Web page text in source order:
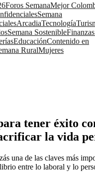
Foros SemanaMejor
Semana
ArcadiaTecnología
Semana Sostenible
EducaciónContenido en
RuralMujeres
tener éxito
la vida
una de las claves más
entre lo laboral y lo